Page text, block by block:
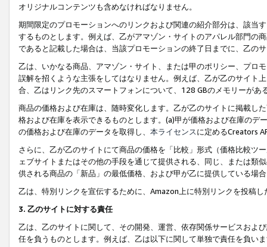
オリジナルコンテンツも含めなければなりません。
期間限定のプロモーションへのリンクおよび関連の紹介部分は、該当
するものとします。例えば、乙がアマゾン・サイトのアパレル部門の
であると記載した場合は、当該プロモーションの終了日までに、乙の
乙は、いかなる商品、アマゾン・サイト、または甲のポリシー、プロ
誤解を招くような主張をしてはなりません。例えば、乙が乙のサイト
合、乙はリンク先のスマートフォンについて、128 GBのメモリーがあ
商品の価格および在庫は、随時変化します。乙が乙のサイトに掲載し
格および在庫を表示できるものとします。(a)甲が価格および在庫の
の価格および在庫のデータを取得し、 本ライセンスに定めるCreators
さらに、乙が乙のサイトにて商品の価格を「比較」形式（価格比較ツ
ェブサイトまたはその他の手段を通じて提供される、同じ、または類
供される商品の「新品」の最低価格、および甲が乙に提供している場
乙は、特別リンクを宣伝するために、Amazon上に特別リンクを投稿
3. 乙のサイトに対する責任
乙は、乙のサイトに関して、その開発、運営、依存関係サービスおよ
任を負うものとします。例えば、乙は以下に関して単独で責任を負い